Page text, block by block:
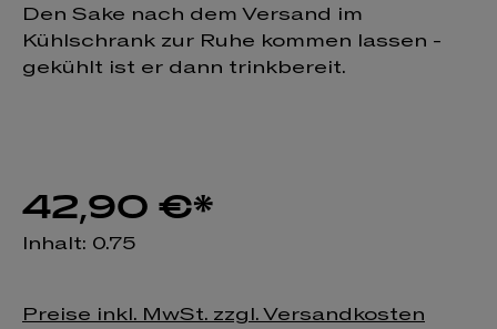
Den Sake nach dem Versand im
Kühlschrank zur Ruhe kommen lassen -
gekühlt ist er dann trinkbereit.
42,90 €*
Inhalt: 0.75
Preise inkl. MwSt. zzgl. Versandkosten